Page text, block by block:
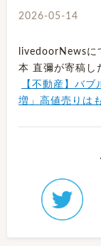
2026-05-14
livedoorNewsに
本 直彌が寄稿し
【不動産】バ
増」高値売りは